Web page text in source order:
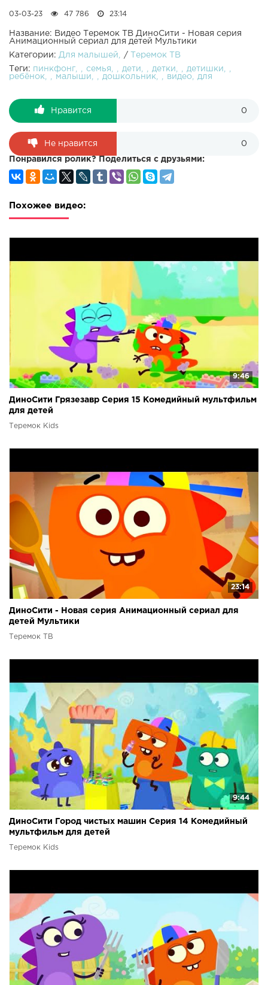
03-03-23 47 786 23:14
Название: Видео Теремок ТВ ДиноСити - Новая серия
Анимационный сериал для детей Мультики
Категории: Для малышей /
Теремок ТВ
Теги: пинкфонг семья дети детки
детишки
ребёнок
малыши дошкольник видео для
Нравится 0
Не нравится 0
Понравился ролик? Поделиться с друзьями:
Похожее видео:
9:46
ДиноСити Грязезавр Серия 15 Комедийный мультфильм
для детей
Теремок Kids
23:14
ДиноСити - Новая серия Анимационный сериал для
детей Мультики
Теремок ТВ
9:44
ДиноСити Город чистых машин Серия 14 Комедийный
мультфильм для детей
Теремок Kids